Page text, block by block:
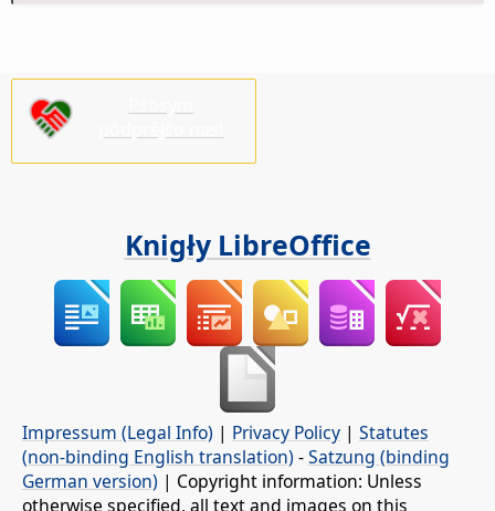
Knigły LibreOffice
Impressum (Legal Info) | Privacy Policy | Statutes
(non-binding English translation) -Satzung (binding
German version) | Copyright information: Unless
otherwise specified, all text and images on this